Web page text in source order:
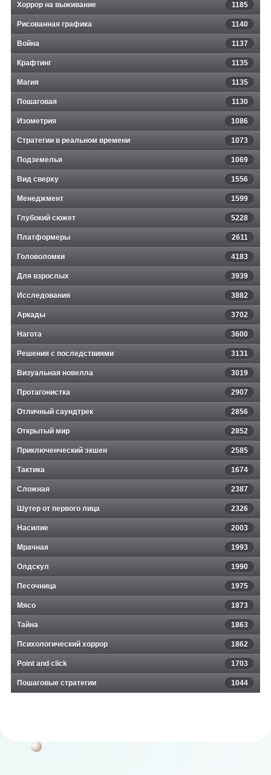
Хоррор на выживание 1185
Рисованная графика 1140
Война 1137
Крафтинг 1135
Магия 1135
Пошаговая 1130
Изометрия 1086
Стратегии в реальном времени 1073
Подземелья 1069
Вид сверху 1556
Менеджмент 1599
Глубокий сюжет 5228
Платформеры 2611
Головоломки 4183
Для взрослых 3939
Исследования 3882
Аркады 3702
Нагота 3600
Решения с последствиями 3131
Визуальная новелла 3019
Протагонистка 2907
Отличный саундтрек 2856
Открытый мир 2852
Приключенческий экшен 2585
Тактика 1674
Сложная 2387
Шутер от первого лица 2326
Насилие 2003
Мрачная 1993
Олдскул 1990
Песочница 1975
Мясо 1873
Тайна 1863
Психологический хоррор 1862
Point and click 1703
Пошаговые стратегии 1044